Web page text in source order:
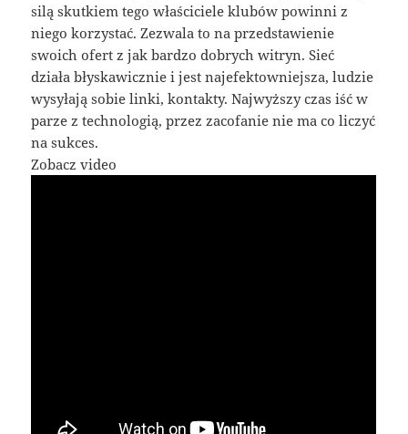
silą skutkiem tego właściciele klubów powinni z
niego korzystać. Zezwala to na przedstawienie
swoich ofert z jak bardzo dobrych witryn. Sieć
działa błyskawicznie i jest najefektowniejsza, ludzie
wysyłają sobie linki, kontakty. Najwyższy czas iść w
parze z technologią, przez zacofanie nie ma co liczyć
na sukces.
Zobacz video